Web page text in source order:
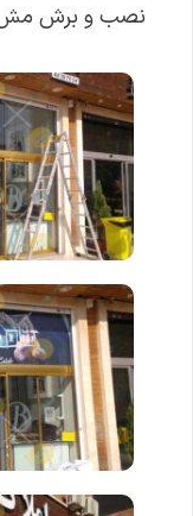
نصب و برش مش